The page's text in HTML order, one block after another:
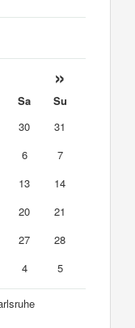
»
Sa
Su
30
31
6
7
13
14
20
21
27
28
4 5